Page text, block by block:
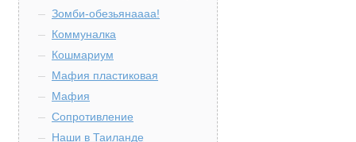
Зомби-обезьянаааа!
Коммуналка
Кошмариум
Мафия пластиковая
Мафия
Сопротивление
Наши в Таиланде